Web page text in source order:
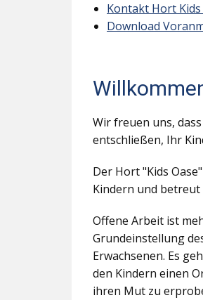
Kontakt Hort Kids
Download
Wir freuen uns,
entschließen, Ihr
Der Hort "Kids
Kindern und betreut
Offene Arbeit ist
Grundeinstellung
Erwachsenen. Es
den Kindern einen
ihren Mut zu